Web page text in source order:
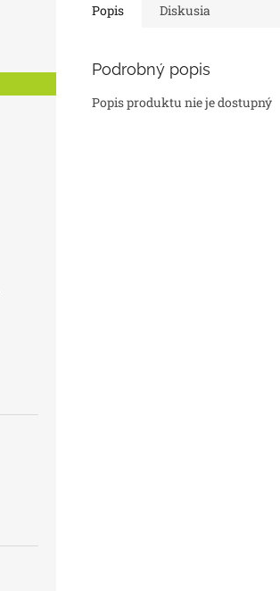
Popis Diskusia
Podrobný popis
Popis produktu nie je dostupný